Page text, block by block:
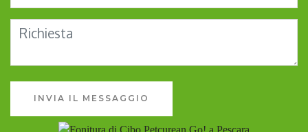
INVIA IL MESSAGGIO